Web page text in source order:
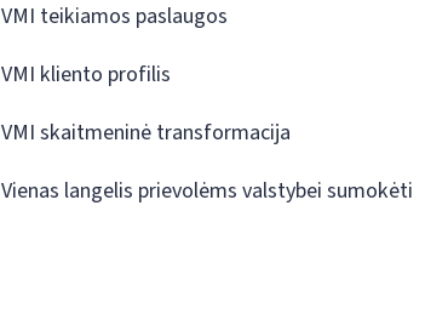
VMI teikiamos paslaugos
VMI kliento profilis
VMI skaitmeninė transformacija
Vienas langelis prievolėms valstybei sumokėti